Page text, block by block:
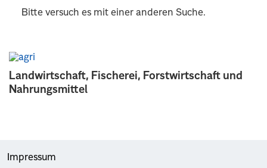
Landwirtschaft, Fischerei, Forstwirtschaft und
Nahrungsmittel
Bitte versuch es mit einer anderen Suche.
Impressum